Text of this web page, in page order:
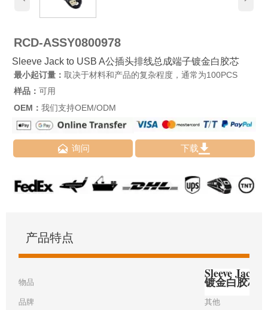
RCD-ASSY0800978
Sleeve Jack to USB A公插头排线总成端子镀金白胶芯
最小起订量： 取决于材料和产品的复杂程度，通常为100PCS
样品： 可用
OEM： 我们支持OEM/ODM
 询问 下载
产品特点
物品
Sleeve Jack
镀金白胶芯
品牌
其他